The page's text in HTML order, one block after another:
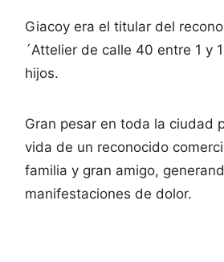
Giacoy era el titular del
´Attelier de calle 40 entre 1 y
hijos.
Gran pesar en toda la ciudad
vida de un reconocido
familia y gran amigo,
manifestaciones de dolor.